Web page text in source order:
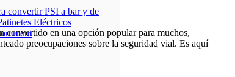
convertir PSI a bar y de
Eléctricos
convertido en una opción popular para muchos,
preocupaciones sobre la seguridad vial. Es aquí